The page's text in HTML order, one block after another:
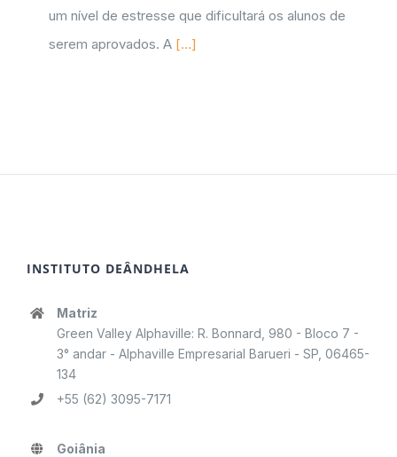
um nível de estresse que dificultará os alunos de
serem aprovados. A [...]
INSTITUTO DEÂNDHELA
Matriz
Green Valley Alphaville: R. Bonnard, 980 - Bloco 7 -
3° andar - Alphaville Empresarial Barueri - SP, 06465-
134
+55 (62) 3095-7171
Goiânia